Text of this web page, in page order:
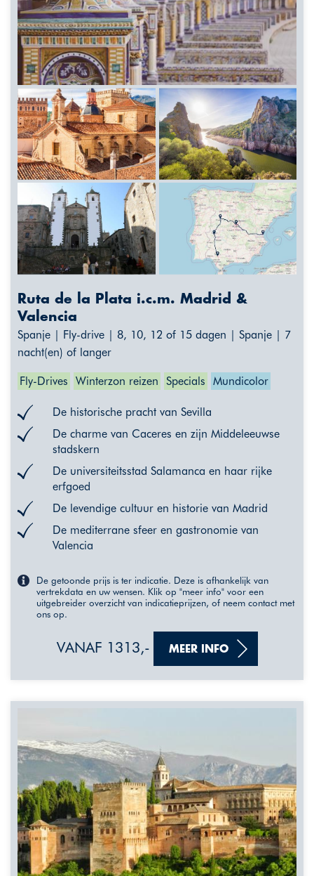
Ruta de la Plata i.c.m. Madrid &
Valencia
Spanje | Fly-drive | 8, 10, 12 of 15 dagen | Spanje | 7
nacht(en) of langer
Fly-Drives Winterzon reizen Specials Mundicolor
De historische pracht van Sevilla
De charme van Caceres en zijn Middeleeuwse
stadskern
De universiteitsstad Salamanca en haar rijke
erfgoed
De levendige cultuur en historie van Madrid
De mediterrane sfeer en gastronomie van
Valencia
De getoonde prijs is ter indicatie. Deze is afhankelijk van
vertrekdata en uw wensen. Klik op "meer info" voor een
uitgebreider overzicht van indicatieprijzen, of neem contact met
ons op.
VANAF 1313,- MEER INFO